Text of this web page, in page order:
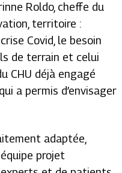
Roldo, cheffe du
territoire :
Covid, le besoin
de terrain et celui
CHU déjà engagé
a permis d’envisager
adaptée,
projet